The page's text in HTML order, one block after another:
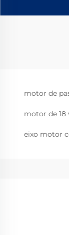
motor de
motor de 18
eixo motor